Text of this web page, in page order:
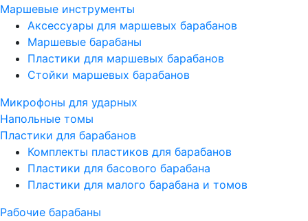
Маршевые инструменты
Аксессуары для маршевых барабанов
Маршевые барабаны
Пластики для маршевых барабанов
Стойки маршевых барабанов
Микрофоны для ударных
Напольные томы
Пластики для барабанов
Комплекты пластиков для барабанов
Пластики для басового барабана
Пластики для малого барабана и томов
Рабочие барабаны